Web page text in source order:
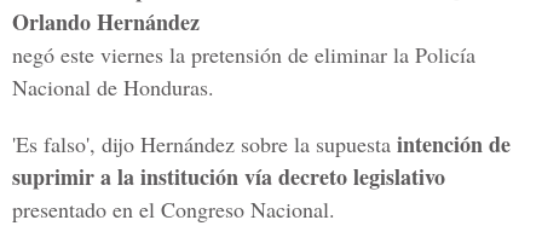
Orlando Hernández
negó este viernes la pretensión de eliminar la Policía
Nacional de Honduras.
'Es falso', dijo Hernández sobre la supuesta intención de
suprimir a la institución vía decreto legislativo
presentado en el Congreso Nacional.